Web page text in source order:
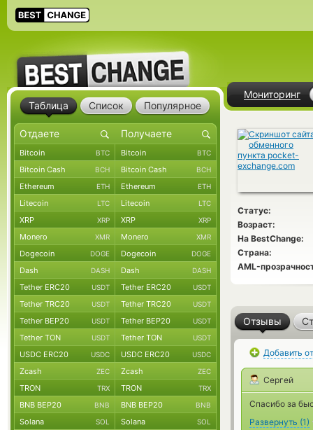
Мониторинг
Статус:
Возраст:
На BestChange:
Страна:
AML-
Отзывы
Добавить
Сергей
Спасибо за
Развернуть (1)
Таблица Список Популярное
Bitcoin BTC Bitcoin BTC
Bitcoin Cash BCH Bitcoin Cash BCH
Ethereum ETH Ethereum ETH
Litecoin LTC Litecoin LTC
XRP XRP XRP XRP
Monero XMR Monero XMR
Dogecoin DOGE Dogecoin DOGE
Dash DASH Dash DASH
Tether ERC20 USDT Tether ERC20 USDT
Tether TRC20 USDT Tether TRC20 USDT
Tether BEP20 USDT Tether BEP20 USDT
Tether TON USDT Tether TON USDT
USDC ERC20 USDC USDC ERC20 USDC
Zcash ZEC Zcash ZEC
TRON TRX TRON TRX
BNB BEP20 BNB BNB BEP20 BNB
Solana SOL Solana SOL